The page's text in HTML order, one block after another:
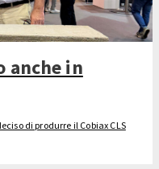
anche in
di produrre il Cobiax CLS